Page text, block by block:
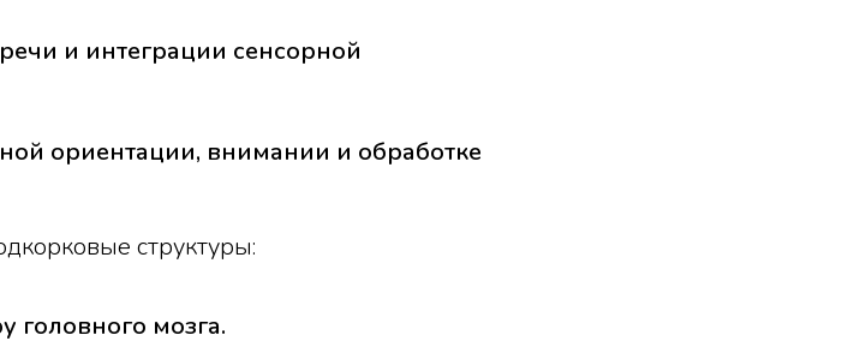
и интеграции сенсорной
ориентации, внимании и обработке
структуры:
головного мозга.